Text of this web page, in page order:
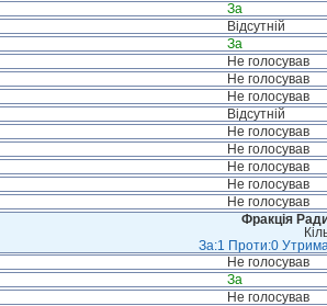
За
Відсутній
За
Не голосував
Не голосував
Не голосував
Відсутній
Не голосував
Не голосував
Не голосував
Не голосував
Не голосував
Фракція
За:1 Проти:0
Не голосував
За
Не голосував